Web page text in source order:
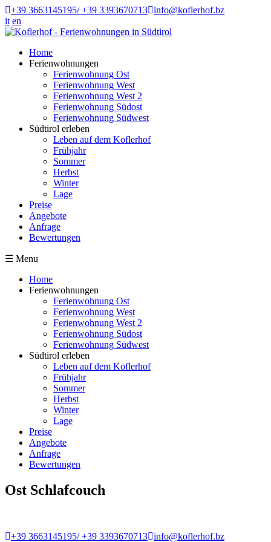
+39 3663145195/ +39 3393670713 info@koflerhof.bz
it en
Home
Ferienwohnungen
Ferienwohnung Ost
Ferienwohnung West
Ferienwohnung West 2
Ferienwohnung Südost
Ferienwohnung Südwest
Südtirol erleben
Leben auf dem Koflerhof
Frühjahr
Sommer
Herbst
Winter
Lage
Preise
Angebote
Anfrage
Bewertungen
☰ Menu
Home
Ferienwohnungen
Ferienwohnung Ost
Ferienwohnung West
Ferienwohnung West 2
Ferienwohnung Südost
Ferienwohnung Südwest
Südtirol erleben
Leben auf dem Koflerhof
Frühjahr
Sommer
Herbst
Winter
Lage
Preise
Angebote
Anfrage
Bewertungen
Ost Schlafcouch
+39 3663145195/ +39 3393670713 info@koflerhof.bz